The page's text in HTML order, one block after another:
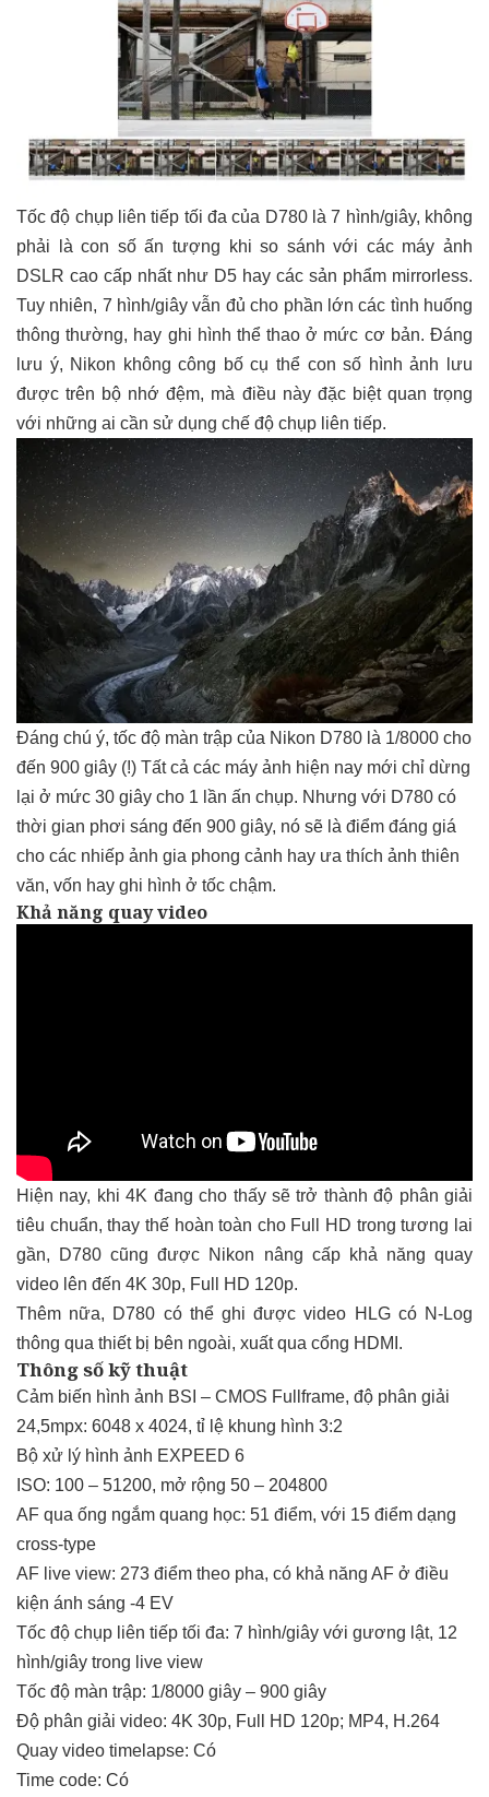
Tốc độ chụp liên tiếp tối đa của D780 là 7 hình/giây, không
phải là con số ấn tượng khi so sánh với các máy ảnh
DSLR cao cấp nhất như D5 hay các sản phẩm mirrorless.
Tuy nhiên, 7 hình/giây vẫn đủ cho phần lớn các tình huống
thông thường, hay ghi hình thể thao ở mức cơ bản. Đáng
lưu ý, Nikon không công bố cụ thể con số hình ảnh lưu
được trên bộ nhớ đệm, mà điều này đặc biệt quan trọng
với những ai cần sử dụng chế độ chụp liên tiếp.
Đáng chú ý, tốc độ màn trập của Nikon D780 là 1/8000 cho
đến 900 giây (!) Tất cả các máy ảnh hiện nay mới chỉ dừng
lại ở mức 30 giây cho 1 lần ấn chụp. Nhưng với D780 có
thời gian phơi sáng đến 900 giây, nó sẽ là điểm đáng giá
cho các nhiếp ảnh gia phong cảnh hay ưa thích ảnh thiên
văn, vốn hay ghi hình ở tốc chậm.
Khả năng quay video
Hiện nay, khi 4K đang cho thấy sẽ trở thành độ phân giải
tiêu chuẩn, thay thế hoàn toàn cho Full HD trong tương lai
gần, D780 cũng được Nikon nâng cấp khả năng quay
video lên đến 4K 30p, Full HD 120p.
Thêm nữa, D780 có thể ghi được video HLG có N-Log
thông qua thiết bị bên ngoài, xuất qua cổng HDMI.
Thông số kỹ thuật
Cảm biến hình ảnh BSI – CMOS Fullframe, độ phân giải
24,5mpx: 6048 x 4024, tỉ lệ khung hình 3:2
Bộ xử lý hình ảnh EXPEED 6
ISO: 100 – 51200, mở rộng 50 – 204800
AF qua ống ngắm quang học: 51 điểm, với 15 điểm dạng
cross-type
AF live view: 273 điểm theo pha, có khả năng AF ở điều
kiện ánh sáng -4 EV
Tốc độ chụp liên tiếp tối đa: 7 hình/giây với gương lật, 12
hình/giây trong live view
Tốc độ màn trập: 1/8000 giây – 900 giây
Độ phân giải video: 4K 30p, Full HD 120p; MP4, H.264
Quay video timelapse: Có
Time code: Có